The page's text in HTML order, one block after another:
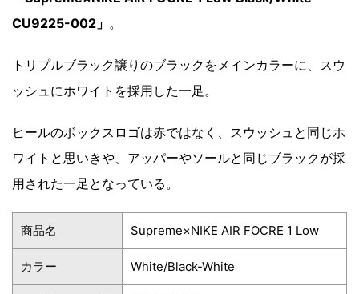
CU9225-002」 。
トリプルブラック譲りのブラックをメインカラーに、スウ
ッシュにホワイトを採用した一足。
ヒールのボックスロゴは赤ではなく、スウッシュと同じホ
ワイトと思いきや、アッパーやソールと同じブラックが採
用された一足となっている。
商品名 Supreme×NIKE AIR FOCRE 1 Low
カラー White/Black-White